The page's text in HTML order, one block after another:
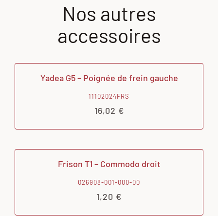
Nos autres
accessoires
Yadea G5 – Poignée de frein gauche
11102024FRS
16,02 €
Frison T1 – Commodo droit
026908-001-000-00
1,20 €